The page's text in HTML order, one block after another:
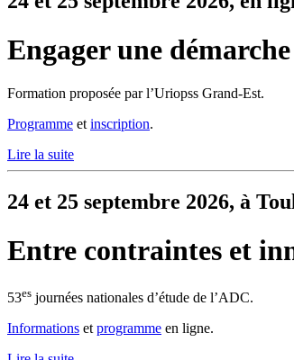
Engager une
Formation proposée par l’Uriopss Grand-Est.
Programme et inscription.
Lire la suite
24 et 25 septembre 2026, à
Entre contraintes et
53es journées nationales d’étude de l’ADC.
Informations et programme en ligne.